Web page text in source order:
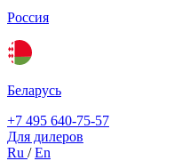
Россия
Беларусь
+7 495 640-75-57
Для дилеров
Ru /En